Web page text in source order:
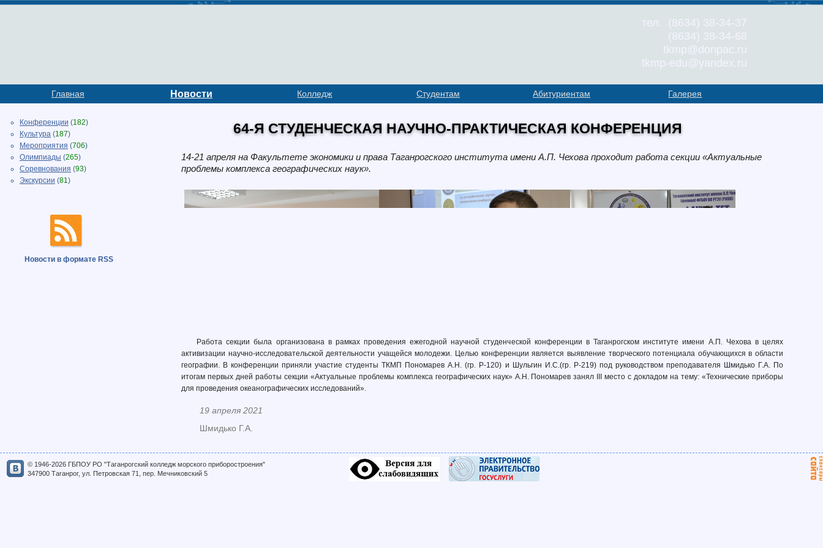
тел. (8634) 38-34-37
(8634) 38-34-68
tkmp@donpac.ru
tkmp-edu@yandex.ru
Главная Новости Колледж Студентам Абитуриентам Галерея
Конференции (182)
Культура (187)
Мероприятия (706)
Олимпиады (265)
Соревнования (93)
Экскурсии (81)
Новости в формате RSS
64-Я СТУДЕНЧЕСКАЯ НАУЧНО-ПРАКТИЧЕСКАЯ КОНФЕРЕНЦИЯ
14-21 апреля на Факультете экономики и права Таганрогского института имени А.П. Чехова проходит работа секции «Актуальные
проблемы комплекса географических наук».
Работа секции была организована в рамках проведения ежегодной научной студенческой конференции в Таганрогском институте имени А.П. Чехова в целях
активизации научно-исследовательской деятельности учащейся молодежи. Целью конференции является выявление творческого потенциала обучающихся в области
географии. В конференции приняли участие студенты ТКМП Пономарев А.Н. (гр. Р-120) и Шульгин И.С.(гр. Р-219) под руководством преподавателя Шмидько Г.А. По
итогам первых дней работы секции «Актуальные проблемы комплекса географических наук» А.Н. Пономарев занял III место с докладом на тему: «Технические приборы
для проведения океанографических исследований».
19 апреля 2021
Шмидько Г.А.
© 1946-2026 ГБПОУ РО "Таганрогский колледж морского приборостроения"
347900 Таганрог, ул. Петровская 71, пер. Мечниковский 5